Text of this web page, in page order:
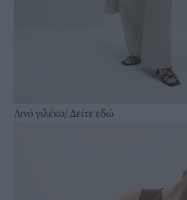
Λινό γιλέκο/ Δείτε εδώ